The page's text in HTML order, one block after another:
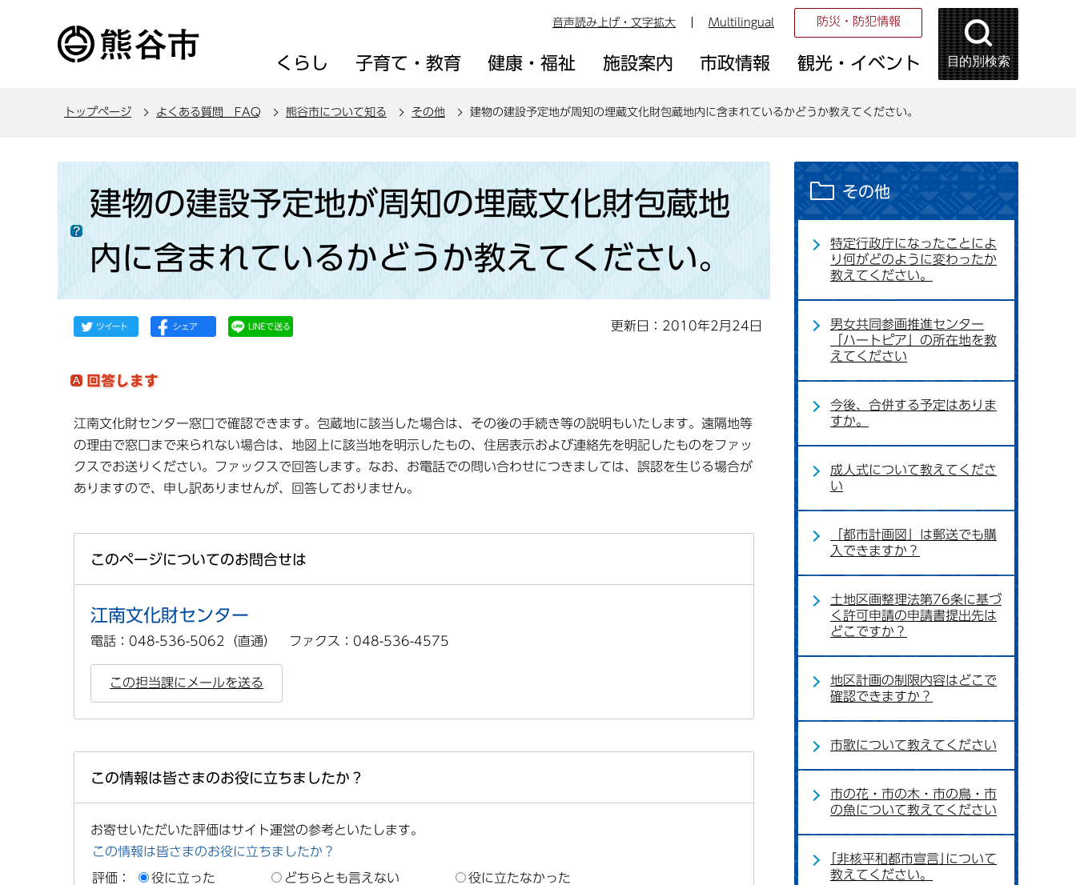
音声読み上げ・文字拡大 Multilingual 防災・防犯情報
くらし 子育て・教育 健康・福祉 施設案内 市政情報 観光・イベント 目的別検索
トップページ よくある質問 FAQ 熊谷市について知る その他 建物の建設予定地が周知の埋蔵文化財包蔵地内に含まれているかどうか教えてください。
建物の建設予定地が周知の埋蔵文化財包蔵地
内に含まれているかどうか教えてください。
更新日：2010年2月24日
江南文化財センター窓口で確認できます。包蔵地に該当した場合は、その後の手続き等の説明もいたします。遠隔地等
の理由で窓口まで来られない場合は、地図上に該当地を明示したもの、住居表示および連絡先を明記したものをファッ
クスでお送りください。ファックスで回答します。なお、お電話での問い合わせにつきましては、誤認を生じる場合が
ありますので、申し訳ありませんが、回答しておりません。
このページについてのお問合せは
江南文化財センター
電話：048-536-5062（直通） ファクス：048-536-4575
この担当課にメールを送る
この情報は皆さまのお役に立ちましたか？
お寄せいただいた評価はサイト運営の参考といたします。
この情報は皆さまのお役に立ちましたか？
評価： 役に立った どちらとも言えない 役に立たなかった
その他
特定行政庁になったことによ
り何がどのように変わったか
教えてください。
男女共同参画推進センター
「ハートピア」の所在地を教
えてください
今後、合併する予定はありま
すか。
成人式について教えてくださ
い
「都市計画図」は郵送でも購
入できますか？
土地区画整理法第76条に基づ
く許可申請の申請書提出先は
どこですか？
地区計画の制限内容はどこで
確認できますか？
市歌について教えてください
市の花・市の木・市の鳥・市
の魚について教えてください
｢非核平和都市宣言｣について
教えてください。